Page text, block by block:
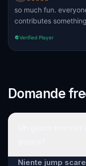
so much fun.
contributes something
Verified Player
Domande
Niente jump